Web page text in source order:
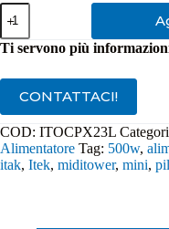
Cabinet
Itek
Pilot
Z23
500W
ITOCPZ23L
quantità
Ti servono più
CONTATTACI!
COD: ITOCPX23L
Alimentatore Tag: 500w,
itak, Itek, miditower, mini,